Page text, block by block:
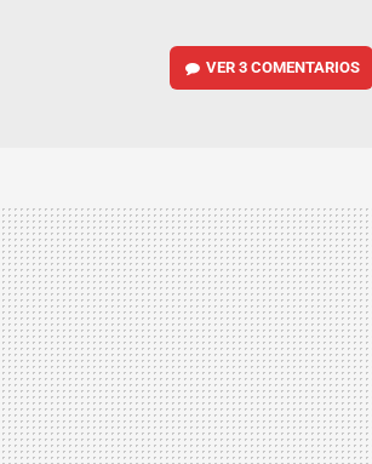
VER3 COMENTARIOS